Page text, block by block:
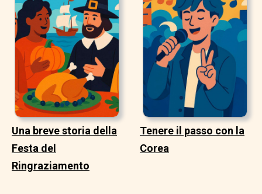
Una breve storia della
Festa del
Ringraziamento
Tenere il passo con la
Corea